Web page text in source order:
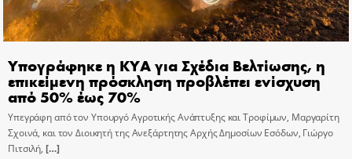
Υπογράφηκε η ΚΥΑ για Σχέδια Βελτίωσης, η
επικείμενη πρόσκληση προβλέπει ενίσχυση
από 50% έως 70%
Υπεγράφη από τον Υπουργό Αγροτικής Ανάπτυξης και Τροφίμων, Μαργαρίτη
Σχοινά, και τον Διοικητή της Ανεξάρτητης Αρχής Δημοσίων Εσόδων, Γιώργο
Πιτσιλή, […]